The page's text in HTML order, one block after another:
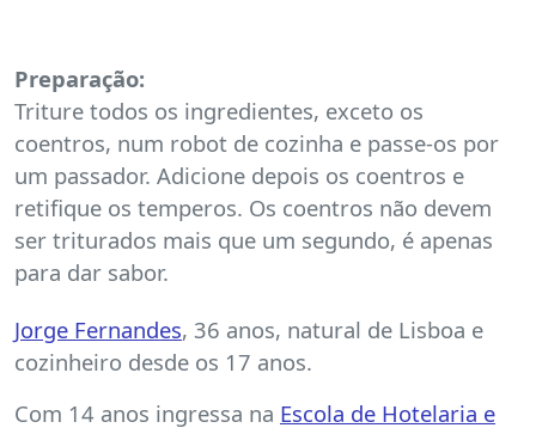
Preparação:
Triture todos os ingredientes, exceto os
coentros, num robot de cozinha e passe-os por
um passador. Adicione depois os coentros e
retifique os temperos. Os coentros não devem
ser triturados mais que um segundo, é apenas
para dar sabor.
Jorge Fernandes, 36 anos, natural de Lisboa e
cozinheiro desde os 17 anos.
Com 14 anos ingressa na Escola de Hotelaria e